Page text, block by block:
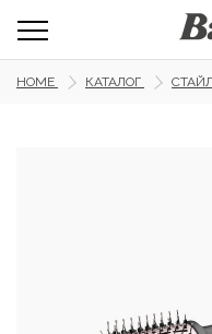
HOME КАТАЛОГ